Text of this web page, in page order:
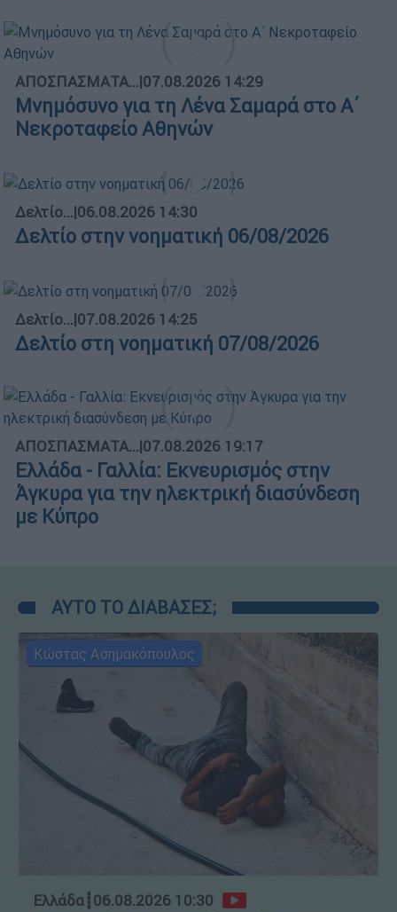
ΑΠΟΣΠΑΣΜΑΤΑ...|07.08.2026 14:29
Μνημόσυνο για τη Λένα Σαμαρά στο Α΄
Νεκροταφείο Αθηνών
Δελτίο...|06.08.2026 14:30
Δελτίο στην νοηματική 06/08/2026
Δελτίο...|07.08.2026 14:25
Δελτίο στη νοηματική 07/08/2026
ΑΠΟΣΠΑΣΜΑΤΑ...|07.08.2026 19:17
Ελλάδα - Γαλλία: Εκνευρισμός στην
Άγκυρα για την ηλεκτρική διασύνδεση
με Κύπρο
ΑΥΤΟ ΤΟ ΔΙΑΒΑΣΕΣ;
Κώστας Ασημακόπουλος
Ελλάδα┋06.08.2026 10:30